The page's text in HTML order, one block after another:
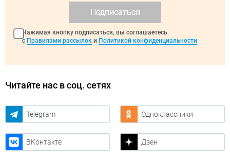
Подписаться
Нажимая кнопку подписаться, вы соглашаетесь
с Правилами рассылок и Политикой конфиденциальности
Читайте нас в соц. сетях
Telegram Одноклассники
ВКонтакте Дзен